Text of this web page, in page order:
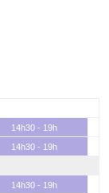
14h30 - 19h
14h30 - 19h
14h30 - 19h